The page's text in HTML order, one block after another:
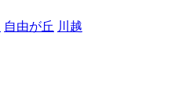
自由が丘 川越